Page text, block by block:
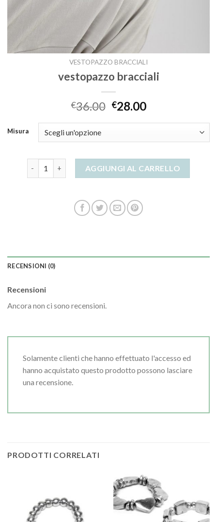
VESTOPAZZO BRACCIALI
vestopazzo bracciali
€36.00 €28.00
Misura
AGGIUNGI AL CARRELLO
RECENSIONI (0)
Recensioni
Ancora non ci sono recensioni.
Solamente clienti che hanno effettuato l'accesso ed
hanno acquistato questo prodotto possono lasciare
una recensione.
PRODOTTI CORRELATI